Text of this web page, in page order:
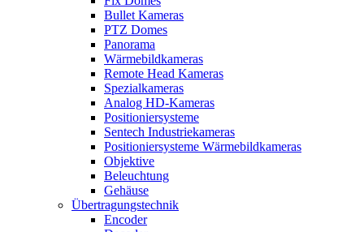
Bullet Kameras
PTZ Domes
Panorama
Wärmebildkameras
Remote Head Kameras
Spezialkameras
Analog HD-Kameras
Positioniersysteme
Sentech Industriekameras
Positioniersysteme Wärmebildkameras
Objektive
Beleuchtung
Gehäuse
Übertragungstechnik
Encoder